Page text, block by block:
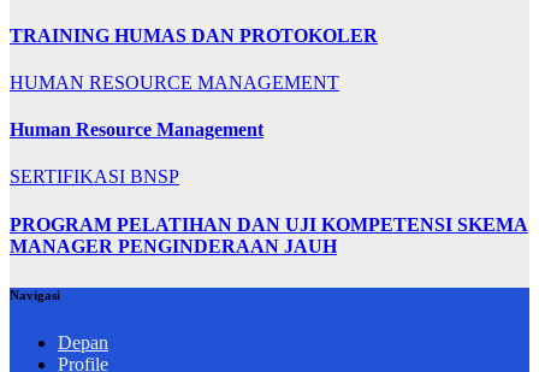
TRAINING HUMAS DAN PROTOKOLER
HUMAN RESOURCE MANAGEMENT
Human Resource Management
SERTIFIKASI BNSP
PROGRAM PELATIHAN DAN UJI KOMPETENSI SKEMA
MANAGER PENGINDERAAN JAUH
Navigasi
Depan
Profile